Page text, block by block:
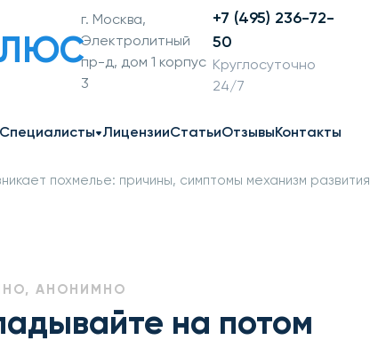
г. Москва,
Электролитный
пр-д, дом 1 корпус
3
+7 (495) 236-72-
50
Круглосуточно
24/7
Специалисты ЛицензииСтатьиОтзывыКонтакты
похмелье: причины, симптомы механизм развития
АНОНИМНО
на потом